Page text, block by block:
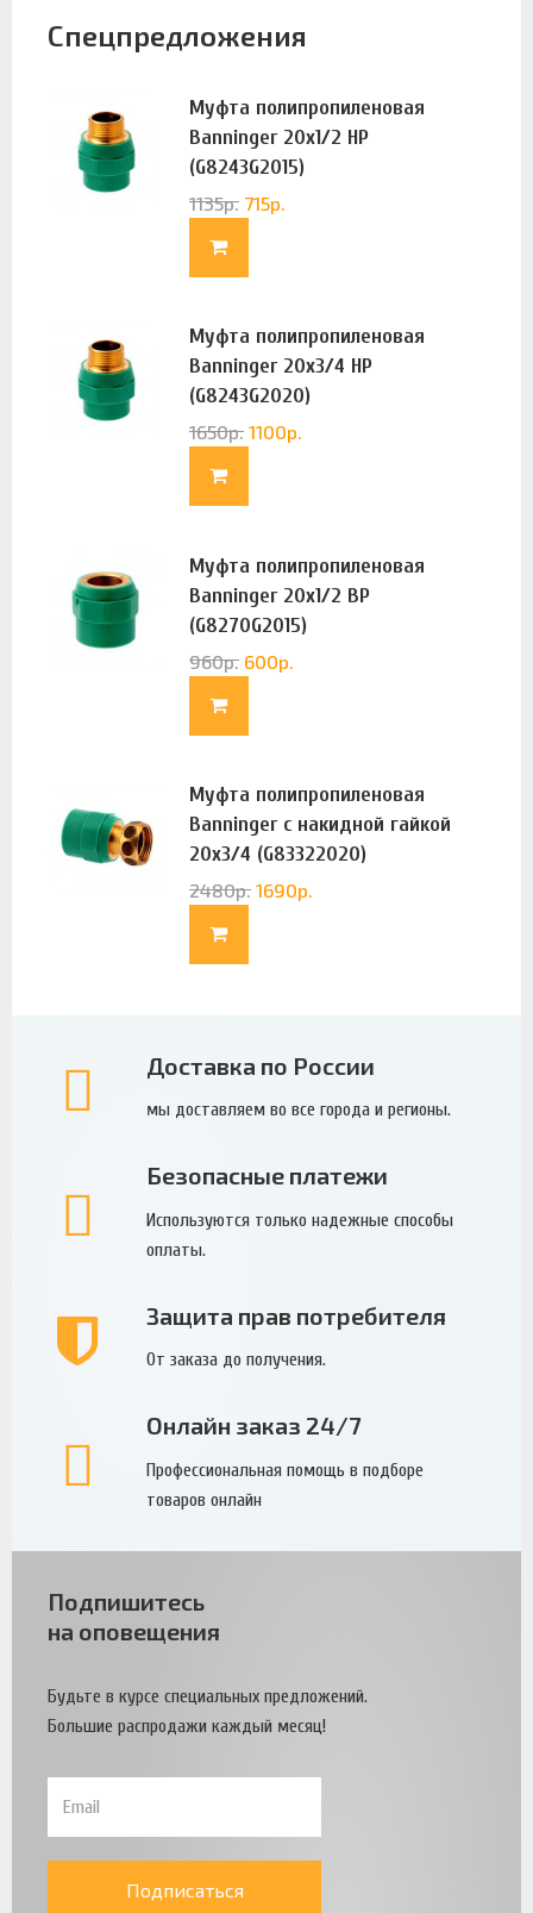
Спецпредложения
Муфта полипропиленовая
Banninger 20х1/2 НР
(G8243G2015)
1135р. 715р.
Муфта полипропиленовая
Banninger 20х3/4 НР
(G8243G2020)
1650р. 1100р.
Муфта полипропиленовая
Banninger 20х1/2 ВР
(G8270G2015)
960р. 600р.
Муфта полипропиленовая
Banninger с накидной гайкой
20х3/4 (G83322020)
2480р. 1690р.
Доставка по России
мы доставляем во все города и регионы.
Безопасные платежи
Используются только надежные способы
оплаты.
Защита прав потребителя
От заказа до получения.
Онлайн заказ 24/7
Профессиональная помощь в подборе
товаров онлайн
Подпишитесь
на оповещения
Будьте в курсе специальных предложений.
Большие распродажи каждый месяц!
Подписаться